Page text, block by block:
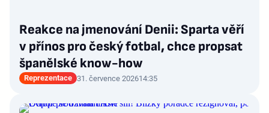
Reakce na jmenování Denii: Sparta věří
v přínos pro český fotbal, chce propsat
španělské know-how
Reprezentace 31. července 202614:35